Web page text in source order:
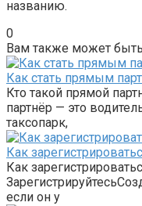
названию.
0
Вам также может
Как стать прямым
Кто такой прямой
партнёр — это
таксопарк,
Как
Как
если он у